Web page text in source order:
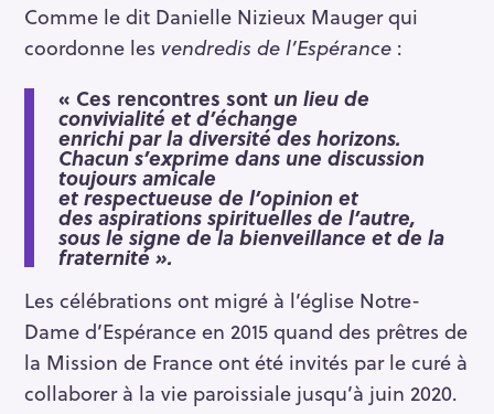
Comme le dit Danielle Nizieux Mauger qui
coordonne les vendredis de l’Espérance :
« Ces rencontres sont un lieu de
convivialité et d’échange
enrichi par la diversité des horizons.
Chacun s’exprime dans une discussion
toujours amicale
et respectueuse de l’opinion et
des aspirations spirituelles de l’autre,
sous le signe de la bienveillance et de la
fraternité ».
Les célébrations ont migré à l’église Notre-
Dame d’Espérance en 2015 quand des prêtres de
la Mission de France ont été invités par le curé à
collaborer à la vie paroissiale jusqu’à juin 2020.